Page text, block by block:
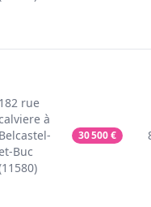
182 rue
à
Belcastel-
Buc
30 500€